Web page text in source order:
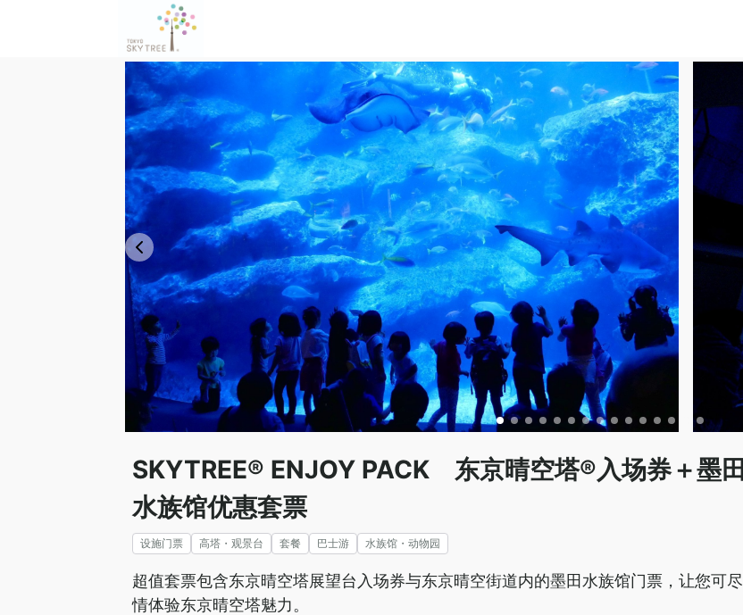
SKYTREE® ENJOY PACK 东京晴空塔®入场券＋墨田
水族馆优惠套票
设施门票 高塔・观景台 套餐 巴士游 水族馆・动物园
超值套票包含东京晴空塔展望台入场券与东京晴空街道内的墨田水族馆门票，让您可尽
情体验东京晴空塔魅力。